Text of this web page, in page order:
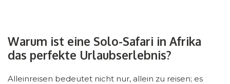
Warum ist eine Solo-Safari in Afrika
das perfekte Urlaubserlebnis?
Alleinreisen bedeutet nicht nur, allein zu reisen; es